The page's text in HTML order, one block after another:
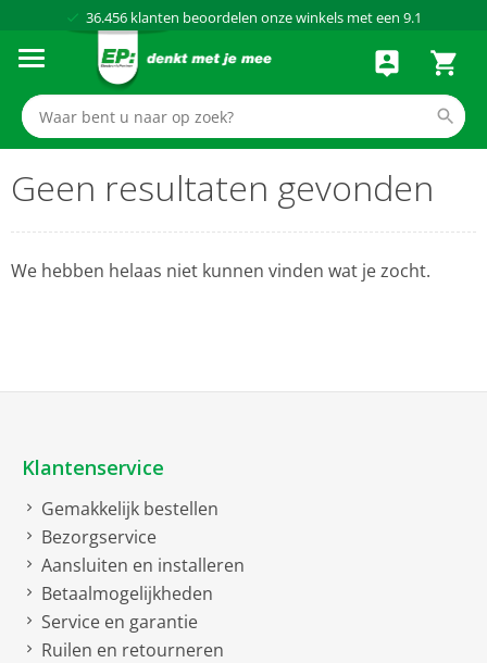
36.456 klanten beoordelen onze winkels met een 9.1
Al meer dan
dé elektronicaspecialist
Achteraf betalen via Klarna
Geen resultaten gevonden
We hebben helaas niet kunnen vinden wat je zocht.
Klantenservice
Gemakkelijk bestellen
Bezorgservice
Aansluiten en installeren
Betaalmogelijkheden
Service en garantie
Ruilen en retourneren